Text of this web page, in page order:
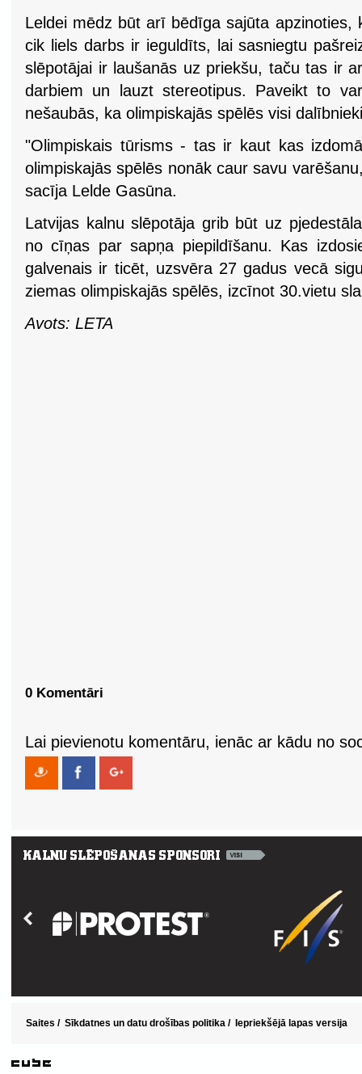
Leldei mēdz būt arī bēdīga sajūta apzinoties,
cik liels darbs ir ieguldīts, lai sasniegtu
slēpotājai ir laušanās uz priekšu, taču tas ir
darbiem un lauzt stereotipus. Paveikt to
nešaubās, ka olimpiskajās spēlēs visi
"Olimpiskais tūrisms - tas ir kaut kas
olimpiskajās spēlēs nonāk caur savu
sacīja Lelde Gasūna.
Latvijas kalnu slēpotāja grib būt uz
no cīņas par sapņa piepildīšanu. Kas
galvenais ir ticēt, uzsvēra 27 gadus vecā
ziemas olimpiskajās spēlēs, izcīnot 30.vietu
Avots: LETA
0 Komentāri
Lai pievienotu komentāru, ienāc ar kādu no
Saites / Sīkdatnes un datu drošības politika / Iepriekšējā lapas versija